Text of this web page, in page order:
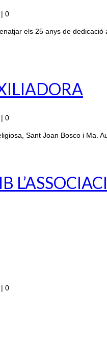
| 0
els 25 anys de
| 0
Sant Joan Bosco i Ma.
| 0